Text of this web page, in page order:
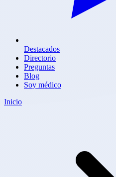
Destacados
Directorio
Preguntas
Blog
Soy médico
Inicio